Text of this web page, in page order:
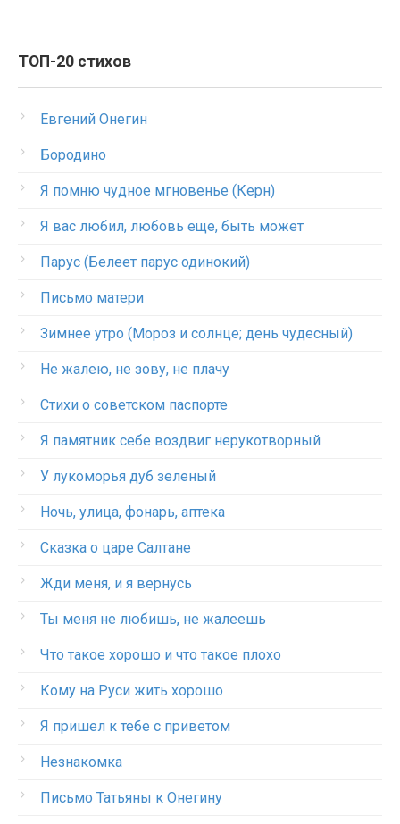
ТОП-20 стихов
Евгений Онегин
Бородино
Я помню чудное мгновенье (Керн)
Я вас любил, любовь еще, быть может
Парус (Белеет парус одинокий)
Письмо матери
Зимнее утро (Мороз и солнце; день чудесный)
Не жалею, не зову, не плачу
Стихи о советском паспорте
Я памятник себе воздвиг нерукотворный
У лукоморья дуб зеленый
Ночь, улица, фонарь, аптека
Сказка о царе Салтане
Жди меня, и я вернусь
Ты меня не любишь, не жалеешь
Что такое хорошо и что такое плохо
Кому на Руси жить хорошо
Я пришел к тебе с приветом
Незнакомка
Письмо Татьяны к Онегину